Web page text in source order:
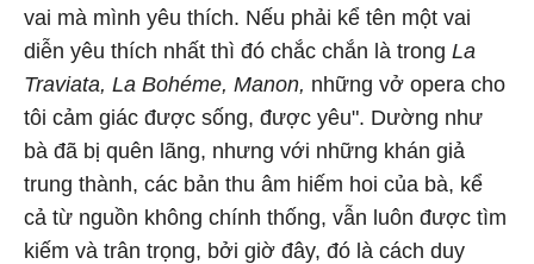
vai mà mình yêu thích. Nếu phải kể tên một vai
diễn yêu thích nhất thì đó chắc chắn là trong La
Traviata, La Bohéme, Manon, những vở opera cho
tôi cảm giác được sống, được yêu". Dường như
bà đã bị quên lãng, nhưng với những khán giả
trung thành, các bản thu âm hiếm hoi của bà, kể
cả từ nguồn không chính thống, vẫn luôn được tìm
kiếm và trân trọng, bởi giờ đây, đó là cách duy